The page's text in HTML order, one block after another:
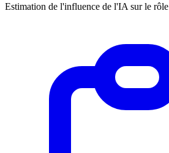
Estimation de l'influence de l'IA sur le rôle